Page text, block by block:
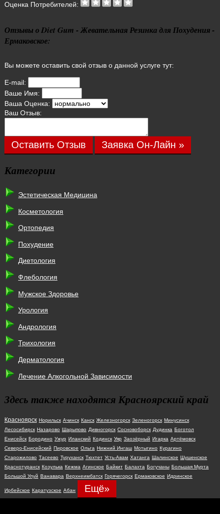
Оценка Потребителей:
Отзывы о Diet Gum - Жевательная Резинка для Похудения -
Ермаковское:
Вы можете оставить свой отзыв о данной услуге тут:
E-mail:
Ваше Имя:
Ваша Оценка:
Ваш Отзыв:
Оставить Отзыв Заявка Он-Лайн »
Категории
Эстетическая Медицина
Косметология
Ортопедия
Похудение
Диетология
Флебология
Мужское Здоровье
Урология
Андрология
Трихология
Дерматология
Лечение Алкогольной Зависимости
Здесь также находятся Красноярский край
Красноярск Норильск Ачинск Канск Железногорск Зеленогорск Минусинск
Лесосибирск Назарово Шарыпово Дивногорск Сосновоборск Дудинка Боготол
Енисейск Бородино Ужур Иланский Кодинск Уяр Заозёрный Игарка Артёмовск
Северо-Енисейский Пировское Ольга Нижний Ингаш Мотыгино Курагино
Старожилово Тасеево Туруханск Тюхтет Усть-Авам Хатанга Шалинское Шушенское
Краснотуранск Козулька Кежма Агинское Байкит Балахта Богучаны Большая Мурта
Большой Улуй Ванавара Верхнеимбатск Горячегорск Ермаковское Идринское
Ирбейское Каратузское Абан Ещё»